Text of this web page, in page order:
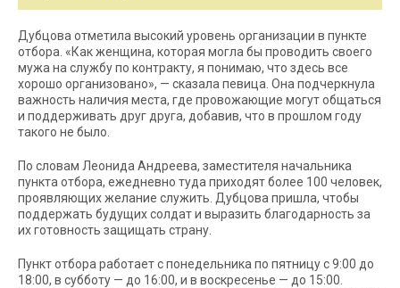
Дубцова отметила высокий уровень организации в пункте
отбора. «Как женщина, которая могла бы проводить своего
мужа на службу по контракту, я понимаю, что здесь все
хорошо организовано», — сказала певица. Она подчеркнула
важность наличия места, где провожающие могут общаться
и поддерживать друг друга, добавив, что в прошлом году
такого не было.
По словам Леонида Андреева, заместителя начальника
пункта отбора, ежедневно туда приходят более 100 человек,
проявляющих желание служить. Дубцова пришла, чтобы
поддержать будущих солдат и выразить благодарность за
их готовность защищать страну.
Пункт отбора работает с понедельника по пятницу с 9:00 до
18:00, в субботу — до 16:00, и в воскресенье — до 15:00.